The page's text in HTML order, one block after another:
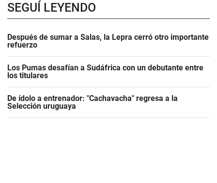
SEGUÍ LEYENDO
Después de sumar a Salas, la Lepra cerró otro importante
refuerzo
Los Pumas desafían a Sudáfrica con un debutante entre
los titulares
De ídolo a entrenador: "Cachavacha" regresa a la
Selección uruguaya